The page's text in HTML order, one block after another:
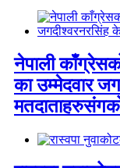
नेपाली
का उम्मेदवार